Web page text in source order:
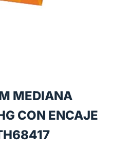
MEDIANA
CON ENCAJE